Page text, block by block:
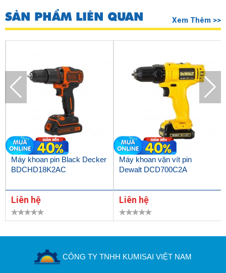
SẢN PHẨM LIÊN QUAN Xem Thêm >>
Máy khoan pin Black Decker
BDCHD18K2AC
Liên hệ
Máy khoan vặn vít pin
Dewalt DCD700C2A
Liên hệ
CÔNG TY TNHH KUMISAI VIỆT NAM